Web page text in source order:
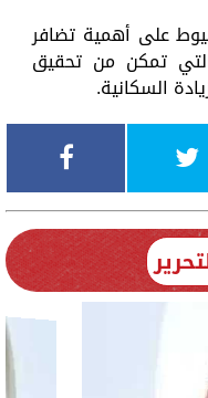
على أهمية تضافر
تمكن من تحقيق
السكانية.